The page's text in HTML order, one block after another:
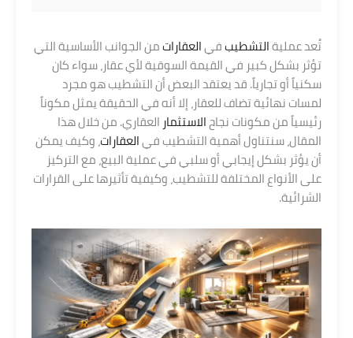
تُعد عمليةالتشطيبفيالعقاراتمن الجوانب الأساسية التي
تؤثر بشكل كبير في القيمة السوقية لأي عقار، سواء كان
سكنياً أو تجارياً. قد يعتقد البعض أن التشطيب هو مجرد
لمسات نهائية تضاف للعقار، إلا أنه في الحقيقة يمثل مكوناً
رئيسياً من مكونات نجاحالاستثمار العقاري. من خلال هذا
المقال، سنتناول أهمية التشطيب فيالعقارات، وكيف يمكن
أن يؤثر بشكل إيجابي أو سلبي في عملية البيع، مع التركيز
على الأنواع المختلفة للتشطيب، وكيفية تأثيرها على القرارات
الشرائية.